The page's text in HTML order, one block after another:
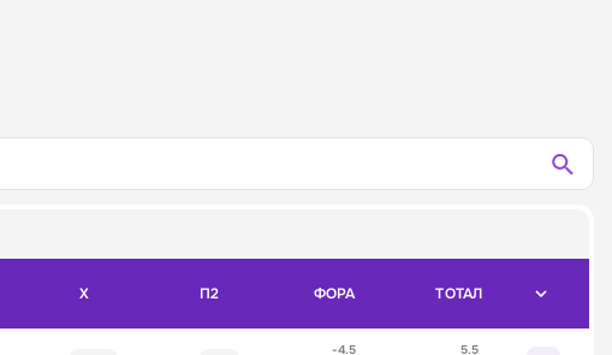
X П2 ФОРА ТОТАЛ
-4.5 5.5